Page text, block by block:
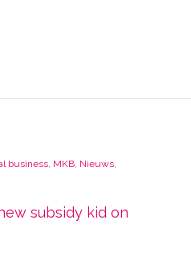
business, MKB, Nieuws,
subsidy kid on